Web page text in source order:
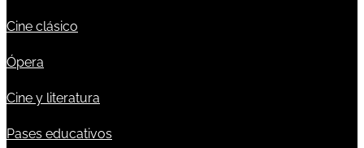
Cine clásico
Ópera
Cine y literatura
Pases educativos